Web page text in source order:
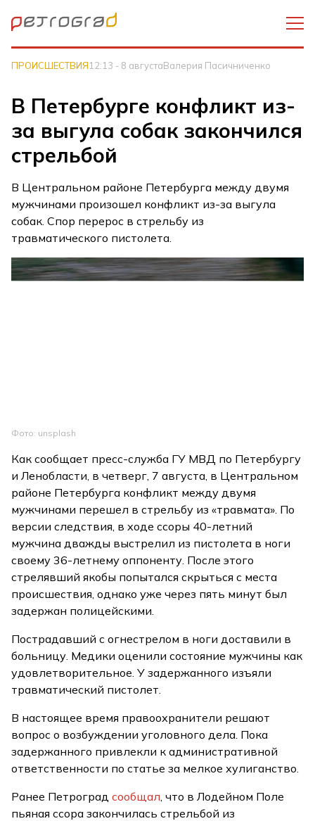
ПРОИСШЕСТВИЯ12:13 - 8 августаВалерия Пасичниченко
В Петербурге конфликт из-
за выгула собак закончился
стрельбой
В Центральном районе Петербурга между двумя
мужчинами произошел конфликт из-за выгула
собак. Спор перерос в стрельбу из
травматического пистолета.
Фото: unsplash
Как сообщает пресс-служба ГУ МВД по Петербургу
и Ленобласти, в четверг, 7 августа, в Центральном
районе Петербурга конфликт между двумя
мужчинами перешел в стрельбу из «травмата». По
версии следствия, в ходе ссоры 40-летний
мужчина дважды выстрелил из пистолета в ноги
своему 36-летнему оппоненту. После этого
стрелявший якобы попытался скрыться с места
происшествия, однако уже через пять минут был
задержан полицейскими.
Пострадавший с огнестрелом в ноги доставили в
больницу. Медики оценили состояние мужчины как
удовлетворительное. У задержанного изъяли
травматический пистолет.
В настоящее время правоохранители решают
вопрос о возбуждении уголовного дела. Пока
задержанного привлекли к административной
ответственности по статье за мелкое хулиганство.
Ранее Петроградсообщал , что в Лодейном Поле
пьяная ссора закончилась стрельбой из